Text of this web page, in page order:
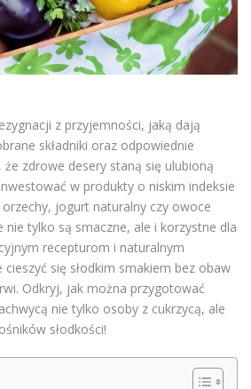
z przyjemności, jaką dają
składniki oraz odpowiednie
zdrowe desery staną się ulubioną
w produkty o niskim indeksie
jogurt naturalny czy owoce
nie tylko są smaczne, ale i korzystne dla
recepturom i naturalnym
cieszyć się słodkim smakiem bez obaw
Odkryj, jak można przygotować
nie tylko osoby z cukrzycą, ale
słodkości!